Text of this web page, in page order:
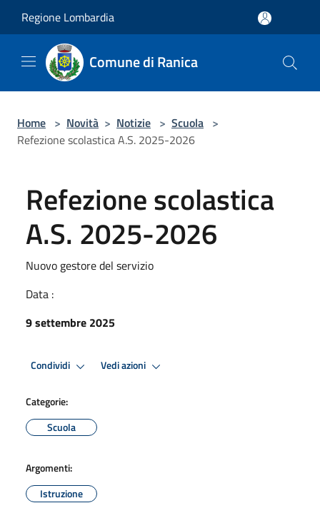
Regione Lombardia
Comune di Ranica
Home > Novità > Notizie > Scuola >
Refezione scolastica A.S. 2025-2026
Refezione scolastica
A.S. 2025-2026
Nuovo gestore del servizio
Data :
9 settembre 2025
Condividi Vedi azioni
Categorie:
Scuola
Argomenti:
Istruzione